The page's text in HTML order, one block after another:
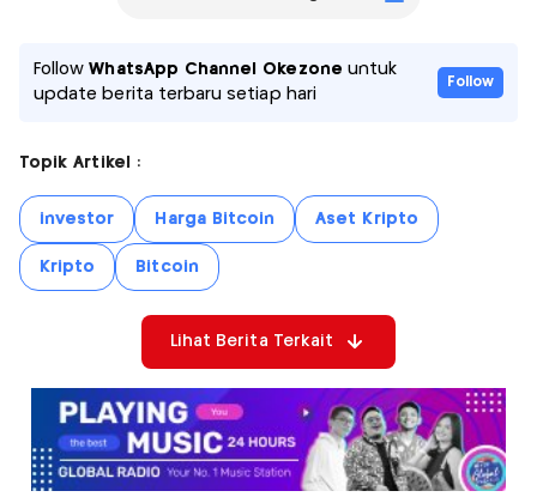
FollowWhatsApp Channel Okezone untuk
update berita terbaru setiap hari
Follow
Topik Artikel :
investor Harga Bitcoin Aset Kripto
Kripto Bitcoin
Lihat Berita Terkait